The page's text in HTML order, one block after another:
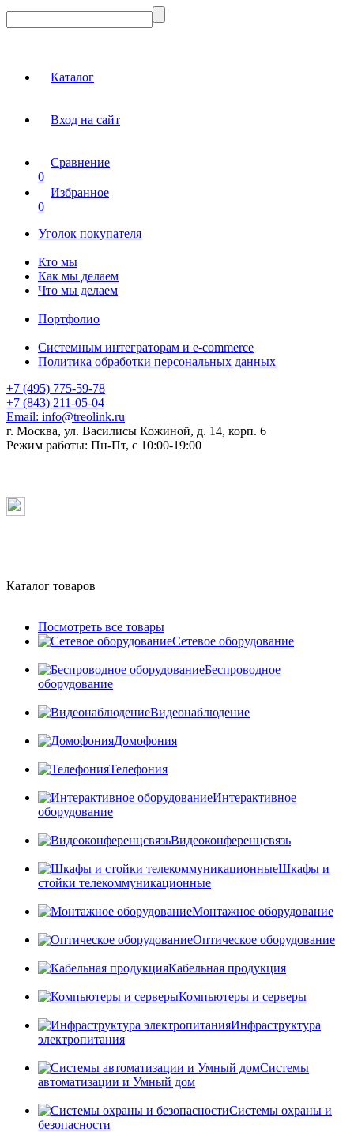
Каталог
Вход на сайт
Сравнение
0
Избранное
0
Уголок покупателя
Кто мы
Как мы делаем
Что мы делаем
Портфолио
Системным интеграторам и e-commerce
Политика обработки персональных данных
+7 (495) 775-59-78
+7 (843) 211-05-04
Email: info@treolink.ru
г. Москва, ул. Василисы Кожиной, д. 14, корп. 6
Режим работы: Пн-Пт, с 10:00-19:00
Каталог товаров
Посмотреть все товары
Сетевое оборудование
Беспроводное
оборудование
Видеонаблюдение
Домофония
Телефония
Интерактивное
оборудование
Видеоконференцсвязь
Шкафы и
стойки телекоммуникационные
Монтажное оборудование
Оптическое оборудование
Кабельная продукция
Компьютеры и серверы
Инфраструктура
электропитания
Системы
автоматизации и Умный дом
Системы охраны и
безопасности